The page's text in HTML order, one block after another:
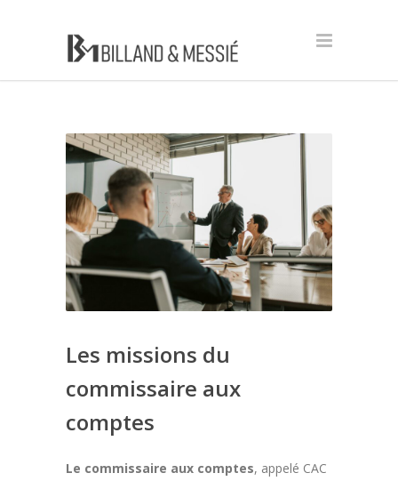
Les missions du
commissaire aux
comptes
Le commissaire aux comptes, appelé CAC